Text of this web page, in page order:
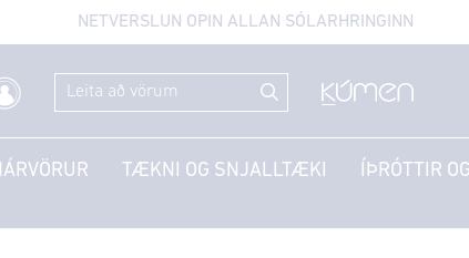
NETVERSLUN OPIN ALLAN SÓLARHRINGINN
TÆKNI OG SNJALLTÆKI ÍÞRÓTTIR